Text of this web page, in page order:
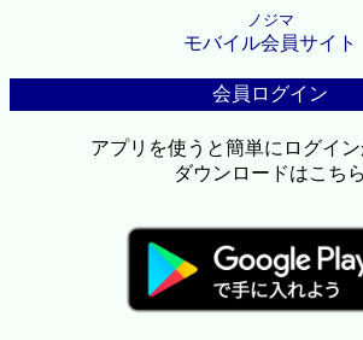
ノジマ
モバイル会員サイト
会員ログイン
アプリを使うと簡単にログイ
ダウンロードはこちら